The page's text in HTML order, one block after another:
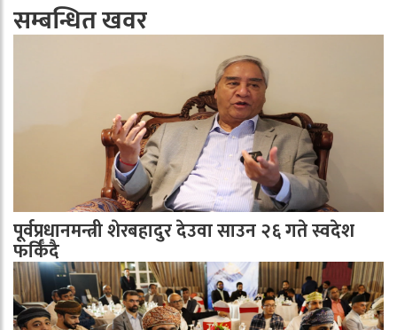
सम्बन्धित खवर
पूर्वप्रधानमन्त्री शेरबहादुर देउवा साउन २६ गते स्वदेश
फर्किँदै